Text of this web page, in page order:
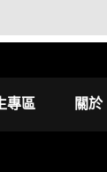
大
專區 關於